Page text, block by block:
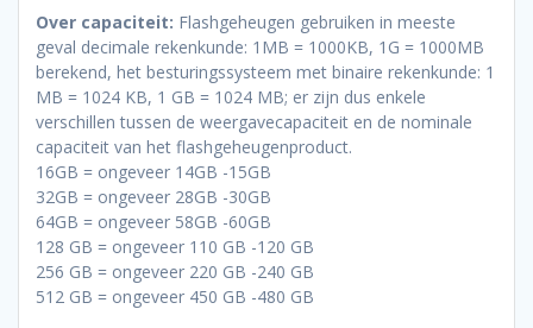
Over capaciteit: Flashgeheugen gebruiken in meeste
geval decimale rekenkunde: 1MB = 1000KB, 1G = 1000MB
berekend, het besturingssysteem met binaire rekenkunde: 1
MB = 1024 KB, 1 GB = 1024 MB; er zijn dus enkele
verschillen tussen de weergavecapaciteit en de nominale
capaciteit van het flashgeheugenproduct.
16GB = ongeveer 14GB -15GB
32GB = ongeveer 28GB -30GB
64GB = ongeveer 58GB -60GB
128 GB = ongeveer 110 GB -120 GB
256 GB = ongeveer 220 GB -240 GB
512 GB = ongeveer 450 GB -480 GB